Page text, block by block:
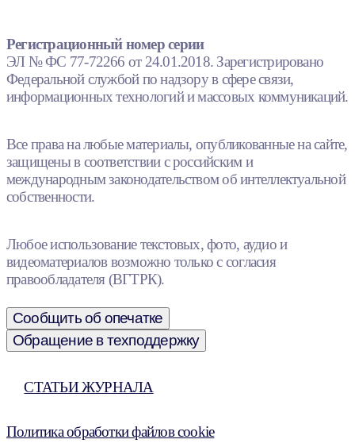
Регистрационный номер серии
ЭЛ № ФС 77-72266 от 24.01.2018. Зарегистрировано
Федеральной службой по надзору в сфере связи,
информационных технологий и массовых коммуникаций.
Все права на любые материалы, опубликованные на сайте,
защищены в соответствии с российским и
международным законодательством об интеллектуальной
собственности.
Любое использование текстовых, фото, аудио и
видеоматериалов возможно только с согласия
правообладателя (ВГТРК).
Сообщить об опечатке
Обращение в техподдержку
СТАТЬИ ЖУРНАЛА
Политика обработки файлов cookie